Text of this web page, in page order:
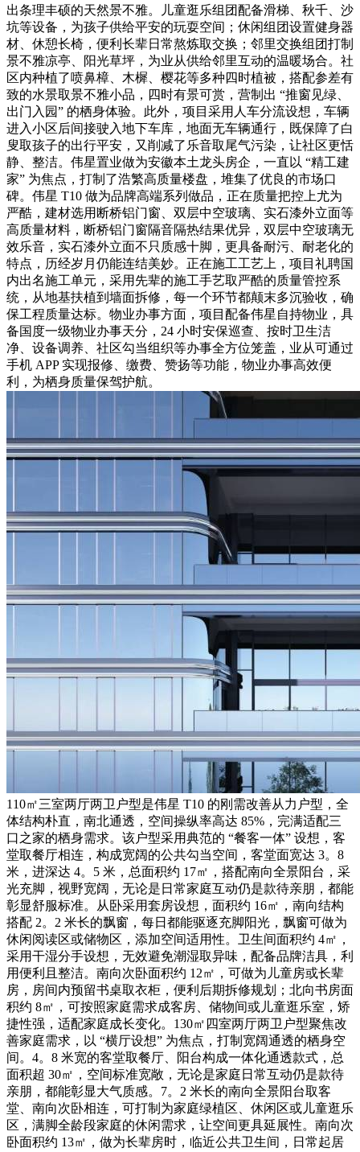
出条理丰硕的天然景不雅。儿童逛乐组团配备滑梯、秋千、沙
坑等设备，为孩子供给平安的玩耍空间；休闲组团设置健身器
材、休憩长椅，便利长辈日常熬炼取交换；邻里交换组团打制
景不雅凉亭、阳光草坪，为业从供给邻里互动的温暖场合。社
区内种植了喷鼻樟、木樨、樱花等多种四时植被，搭配参差有
致的水景取景不雅小品，四时有景可赏，营制出 “推窗见绿、
出门入园” 的栖身体验。此外，项目采用人车分流设想，车辆
进入小区后间接驶入地下车库，地面无车辆通行，既保障了白
叟取孩子的出行平安，又削减了乐音取尾气污染，让社区更恬
静、整洁。伟星置业做为安徽本土龙头房企，一直以 “精工建
家” 为焦点，打制了浩繁高质量楼盘，堆集了优良的市场口
碑。伟星 T10 做为品牌高端系列做品，正在质量把控上尤为
严酷，建材选用断桥铝门窗、双层中空玻璃、实石漆外立面等
高质量材料，断桥铝门窗隔音隔热结果优异，双层中空玻璃无
效乐音，实石漆外立面不只质感十脚，更具备耐污、耐老化的
特点，历经岁月仍能连结美妙。正在施工工艺上，项目礼聘国
内出名施工单元，采用先辈的施工手艺取严酷的质量管控系
统，从地基扶植到墙面拆修，每一个环节都颠末多沉验收，确
保工程质量达标。物业办事方面，项目配备伟星自持物业，具
备国度一级物业办事天分，24 小时安保巡查、按时卫生洁
净、设备调养、社区勾当组织等办事全方位笼盖，业从可通过
手机 APP 实现报修、缴费、赞扬等功能，物业办事高效便
利，为栖身质量保驾护航。
110㎡三室两厅两卫户型是伟星 T10 的刚需改善从力户型，全
体结构朴直，南北通透，空间操纵率高达 85%，完满适配三
口之家的栖身需求。该户型采用典范的 “餐客一体” 设想，客
堂取餐厅相连，构成宽阔的公共勾当空间，客堂面宽达 3。8
米，进深达 4。5 米，总面积约 17㎡，搭配南向全景阳台，采
光充脚，视野宽阔，无论是日常家庭互动仍是款待亲朋，都能
彰显舒服标准。从卧采用套房设想，面积约 16㎡，南向结构
搭配 2。2 米长的飘窗，每日都能驱逐充脚阳光，飘窗可做为
休闲阅读区或储物区，添加空间适用性。卫生间面积约 4㎡，
采用干湿分手设想，无效避免潮湿取异味，配备品牌洁具，利
用便利且整洁。南向次卧面积约 12㎡，可做为儿童房或长辈
房，房间内预留书桌取衣柜，便利后期拆修规划；北向书房面
积约 8㎡，可按照家庭需求成客房、储物间或儿童逛乐室，矫
捷性强，适配家庭成长变化。130㎡四室两厅两卫户型聚焦改
善家庭需求，以 “横厅设想” 为焦点，打制宽阔通透的栖身空
间。4。8 米宽的客堂取餐厅、阳台构成一体化通透款式，总
面积超 30㎡，空间标准宽敞，无论是家庭日常互动仍是款待
亲朋，都能彰显大气质感。7。2 米长的南向全景阳台取客
堂、南向次卧相连，可打制为家庭绿植区、休闲区或儿童逛乐
区，满脚全龄段家庭的休闲需求，让空间更具延展性。南向次
卧面积约 13㎡，做为长辈房时，临近公共卫生间，日常起居